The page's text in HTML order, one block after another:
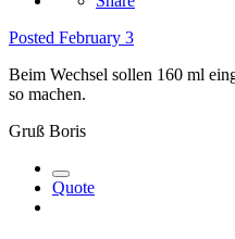
Posted February 3
Beim Wechsel sollen 160 ml
so machen.
Gruß Boris
Quote